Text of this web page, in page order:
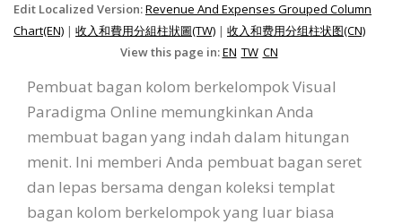
Edit Localized Version:Revenue And Expenses Grouped Column
Chart(EN) | 收入和費用分組柱狀圖(TW) | 收入和费用分组柱状图(CN)
View this page in:EN TW CN
Pembuat bagan kolom berkelompok Visual
Paradigma Online memungkinkan Anda
membuat bagan yang indah dalam hitungan
menit. Ini memberi Anda pembuat bagan seret
dan lepas bersama dengan koleksi templat
bagan kolom berkelompok yang luar biasa